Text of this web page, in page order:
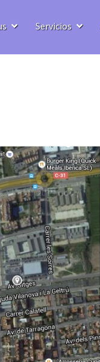
Servicios